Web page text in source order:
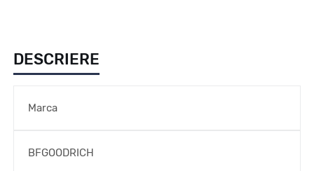
DESCRIERE
Marca
BFGOODRICH